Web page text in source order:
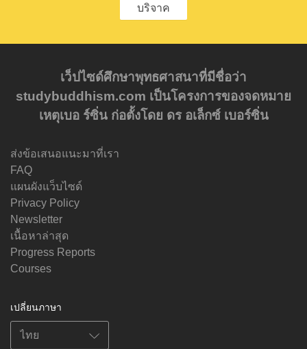
บริจาค
เว็ปไซด์ศึกษาพุทธศาสนาที่มีชื่อว่า
studybuddhism.com เป็นโครงการของจดหมาย
เหตุเบอ ร์ซิ่น ก่อตั้งโดย ดร อเล็กซ์ เบอร์ซิ่น
ส่งข้อเสนอแนะมาที่เรา
FAQ
แผนผังแว็บไซด์
Privacy Policy
Newsletter
เนื้อหาล่าสุด
Progress Reports
Courses
เปลี่ยนภาษา